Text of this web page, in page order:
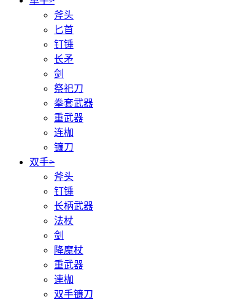
斧头
匕首
钉锤
长矛
剑
祭祀刀
拳套武器
重武器
连枷
镰刀
双手>
斧头
钉锤
长柄武器
法杖
剑
降魔杖
重武器
連枷
双手镰刀